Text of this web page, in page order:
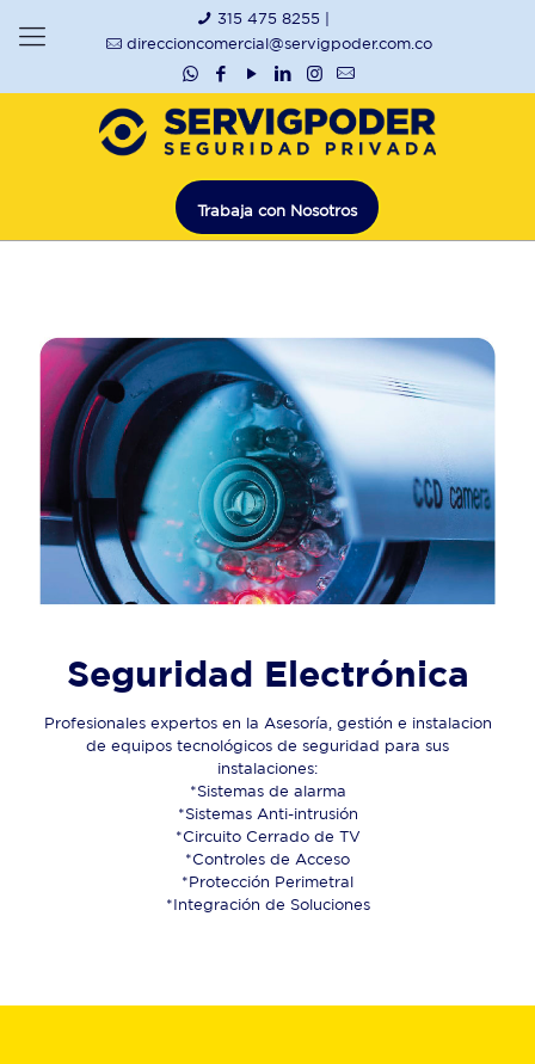
315 475 8255 |
direccioncomercial@servigpoder.com.co
Trabaja con Nosotros
Seguridad Electrónica
Profesionales expertos en la Asesoría, gestión e instalacion
de equipos tecnológicos de seguridad para sus
instalaciones:
*Sistemas de alarma
*Sistemas Anti-intrusión
*Circuito Cerrado de TV
*Controles de Acceso
*Protección Perimetral
*Integración de Soluciones